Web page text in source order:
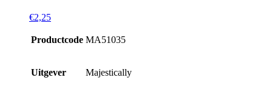
€2,25
Productcode MA51035
Uitgever Majestically